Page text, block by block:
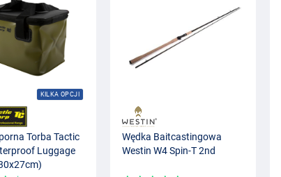
KILKA OPCJI
Torba Tactic
Luggage
Wędka Baitcastingowa
Westin W4 Spin-T 2nd